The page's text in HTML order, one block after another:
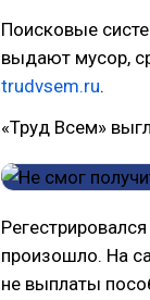
Поисковые
выдают мусор,
trudvsem.ru.
«Труд Всем»
произошло. На
не выплаты